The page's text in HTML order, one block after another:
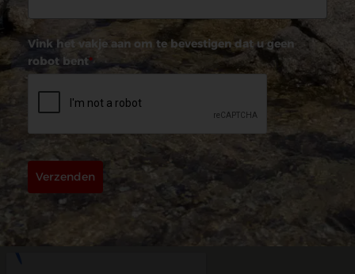
Vink het vakje aan om te bevestigen dat u geen
robot bent*
Verzenden